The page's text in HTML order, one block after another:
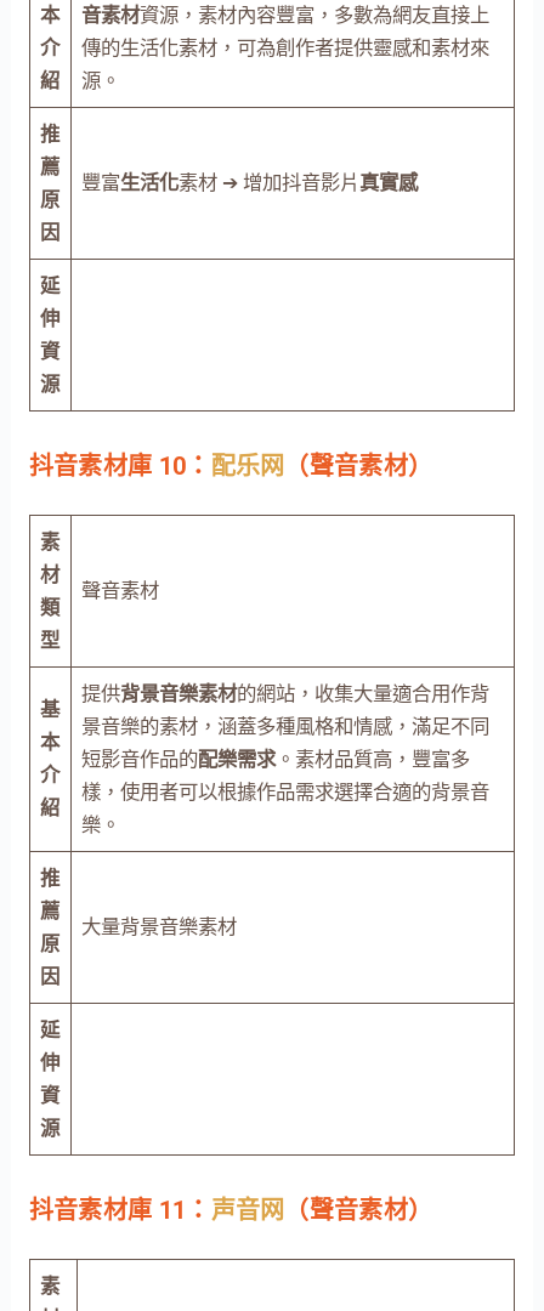
本
介
紹
音素材資源，素材內容豐富，多數為網友直接上
傳的生活化素材，可為創作者提供靈感和素材來
源。
推
薦
原
因
豐富生活化素材 ➔ 增加抖音影片 真實感
延
伸
資
源
抖音素材庫 10： 配乐网 （聲音素材）
素
材
類
型
聲音素材
基
本
介
紹
提供背景音樂素材的網站，收集大量適合用作背
景音樂的素材，涵蓋多種風格和情感，滿足不同
短影音作品的配樂需求。素材品質高，豐富多
樣，使用者可以根據作品需求選擇合適的背景音
樂。
推
薦
原
因
大量背景音樂素材
延
伸
資
源
抖音素材庫 11： 声音网 （聲音素材）
素